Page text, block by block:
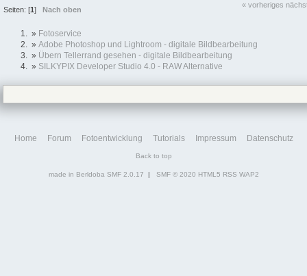
Seiten: [1]Nach oben
« vorheriges
» Fotoservice
» Adobe Photoshop und Lightroom - digitale Bildbearbeitung
» Übern Tellerrand gesehen - digitale Bildbearbeitung
» SILKYPIX Developer Studio 4.0 - RAW Alternative
Home Forum Fotoentwicklung Tutorials Impressum Datenschutz
Back to top
made in Berldoba SMF 2.0.17 | SMF © 2020 HTML5 RSS WAP2